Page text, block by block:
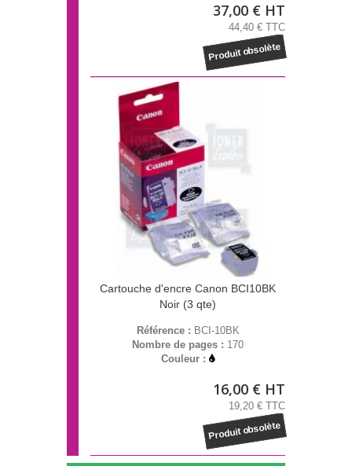
37,00 € HT
44,40 € TTC
Produit obsolète
Cartouche d'encre Canon BCI10BK
Noir (3 qte)
Référence : BCI-10BK
Nombre de pages : 170
Couleur :
16,00 € HT
19,20 € TTC
Produit obsolète